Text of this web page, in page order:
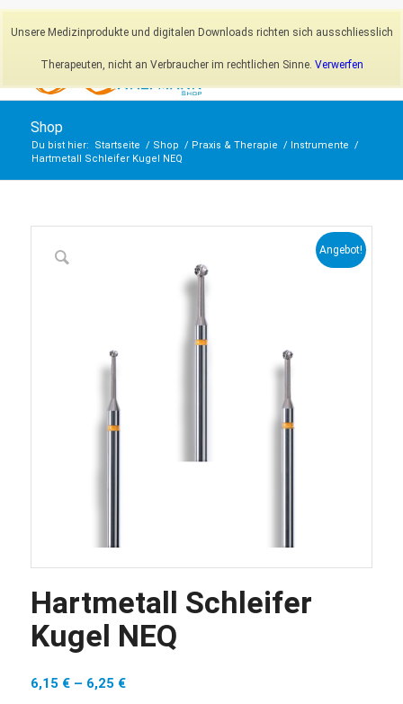
Unsere Medizinprodukte und digitalen Downloads richten sich ausschliesslich
Therapeuten, nicht an Verbraucher im rechtlichen Sinne. Verwerfen
Newsletter Mein Konto
Shop
Du bist hier: Startseite / Shop / Praxis & Therapie / Instrumente /
Hartmetall Schleifer Kugel NEQ
Angebot!
Hartmetall Schleifer
Kugel NEQ
6,15 €– 6,25 €